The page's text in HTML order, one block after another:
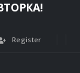
Register